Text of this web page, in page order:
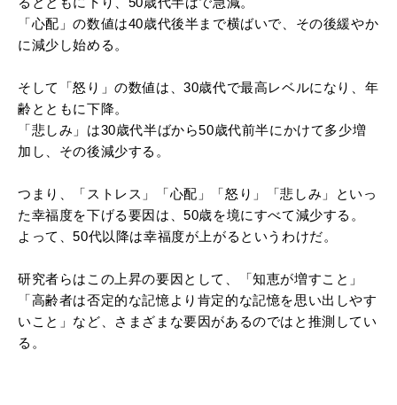
「心配」の数値は40歳代後半まで横ばいで、その後緩やか
に減少し始める。
そして「怒り」の数値は、30歳代で最高レベルになり、年
齢とともに下降。
「悲しみ」は30歳代半ばから50歳代前半にかけて多少増
加し、その後減少する。
つまり、「ストレス」「心配」「怒り」「悲しみ」といっ
た幸福度を下げる要因は、50歳を境にすべて減少する。
よって、50代以降は幸福度が上がるというわけだ。
研究者らはこの上昇の要因として、「知恵が増すこと」
「高齢者は否定的な記憶より肯定的な記憶を思い出しやす
いこと」など、さまざまな要因があるのではと推測してい
る。